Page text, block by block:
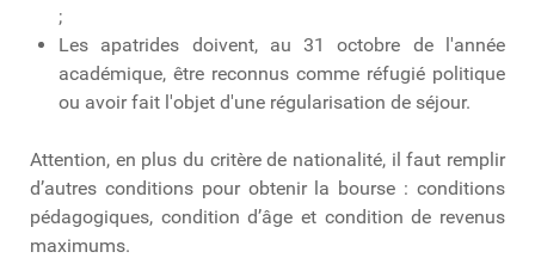
;
Les apatrides doivent, au 31 octobre de l'année
académique, être reconnus comme réfugié politique
ou avoir fait l'objet d'une régularisation de séjour.
Attention, en plus du critère de nationalité, il faut remplir
d’autres conditions pour obtenir la bourse : conditions
pédagogiques, condition d’âge et condition de revenus
maximums.